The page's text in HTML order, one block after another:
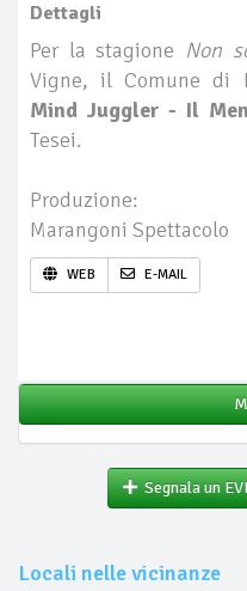
Dettagli
Per la stagione Non
Vigne, il Comune di
Mind Juggler - Il
Tesei.
Produzione:
Marangoni Spettacolo
WEB E-MAIL
Segnala un
Locali nelle vicinanze